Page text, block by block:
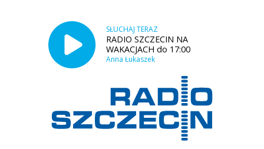
SŁUCHAJ TERAZ
RADIO SZCZECIN NA
WAKACJACH do 17:00
Anna Łukaszek